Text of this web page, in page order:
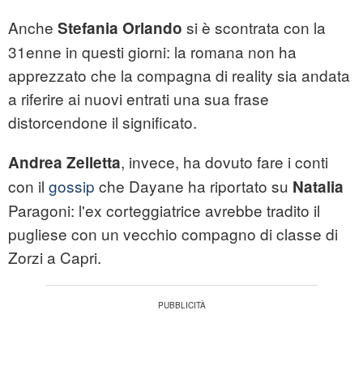
Anche Stefania Orlando si è scontrata con la
31enne in questi giorni: la romana non ha
apprezzato che la compagna di reality sia andata
a riferire ai nuovi entrati una sua frase
distorcendone il significato.
Andrea Zelletta, invece, ha dovuto fare i conti
con il gossip che Dayane ha riportato su Natalia
Paragoni: l'ex corteggiatrice avrebbe tradito il
pugliese con un vecchio compagno di classe di
Zorzi a Capri.